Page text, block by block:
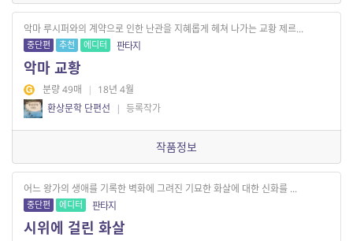
악마 루시퍼와의 계약으로 인한 난관을 지혜롭게 헤쳐 나가는 교황 제르...
중단편 추천 에디터 판타지
악마 교황
분량 49매 | 18년 4월
환상문학 단편선
| 등록작가
작품정보
어느 왕가의 생애를 기록한 벽화에 그려진 기묘한 화살에 대한 신화를 ...
중단편 에디터 판타지
시위에 걸린 화살